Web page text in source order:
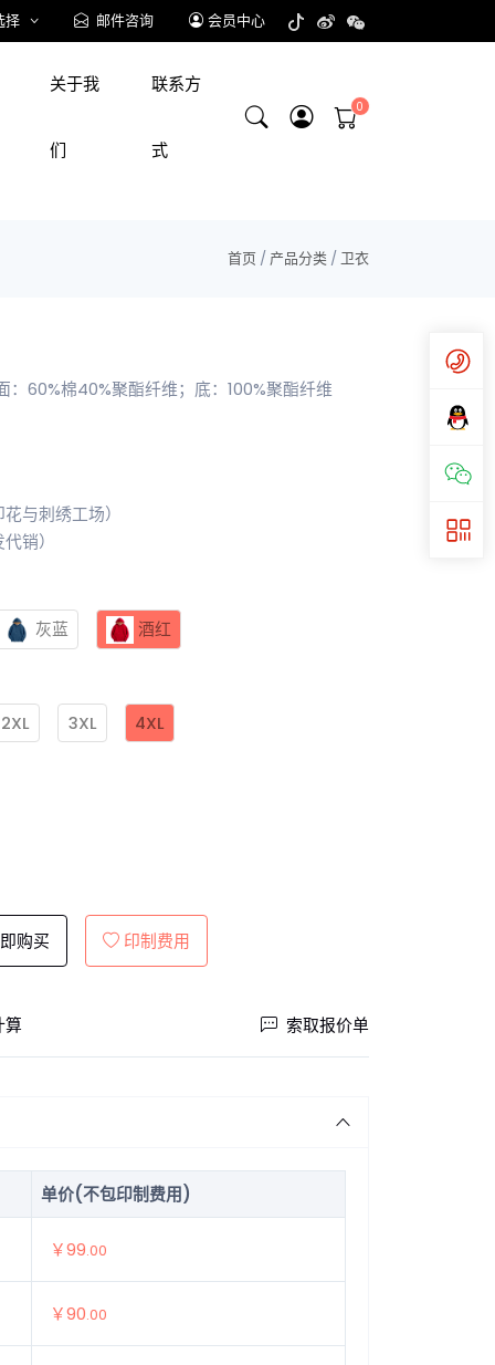
择 邮件咨询 会员中心
关于我
们
联系方
式
首页 /产品分类 /卫衣
：60%棉40%聚酯纤维；底：100%聚酯纤维
与刺绣工场）
销）
灰蓝 酒红
2XL 3XL 4XL
购买 印制费用
算 索取报价单
单价(不包印制费用)
￥99.00
￥90.00